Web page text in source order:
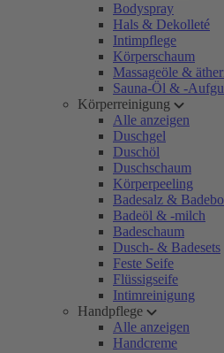
Bodyspray
Hals & Dekolleté
Intimpflege
Körperschaum
Massageöle &
Sauna-Öl & -
Körperreinigung
Alle anzeigen
Duschgel
Duschöl
Duschschaum
Körperpeeling
Badesalz &
Badeöl & -milch
Badeschaum
Dusch- & Badesets
Feste Seife
Flüssigseife
Intimreinigung
Handpflege
Alle anzeigen
Handcreme